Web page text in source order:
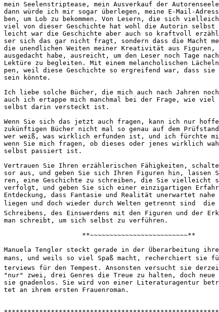
mein Seelenstriptease, mein Ausverkauf der
dann würde ich mir sogar überlegen, meine E-Mail-
ben, um Lob zu bekommen. Von Lesern, die sich
viel von dieser Geschichte hat wohl die Autorin
leicht war die Geschichte aber auch so kraftvoll
ser sich das gar nicht fragt, sondern dass die Macht
die unendlichen Weiten meiner Kreativität aus
ausgedacht habe, ausreicht, um den Leser noch Tage
Lektüre zu begleiten. Mit einem melancholischen
pen, weil diese Geschichte so ergreifend war, dass
sein könnte.
Ich liebe solche Bücher, die mich auch nach Jahren
auch ich ertappe mich manchmal bei der Frage, wie
selbst darin versteckt ist.
Wenn Sie sich das jetzt auch fragen, kann ich nur
zukünftigen Bücher nicht mal so genau auf dem
wer weiß, was wirklich erfunden ist, und ich fürchte
wenn Sie mich fragen, ob dieses oder jenes wirklich
selbst passiert ist.
Vertrauen Sie Ihren erzählerischen Fähigkeiten,
sor aus, und geben Sie sich Ihren Figuren hin, lassen
ren, eine Geschichte zu schreiben, die Sie vielleicht
verfolgt, und geben Sie sich einer einzigartigen
Entdeckung, dass Fantasie und Realität unerwartet
liegen und doch wieder durch Welten getrennt sind  die
Schreibens, des Einswerdens mit den Figuren und der
man schreibt, um sich selbst zu verführen.
                    **~~~~~~~~~~~~~~~~~~~~~~~~~**
Manuela Tengler steckt gerade in der Überarbeitung
mans, und weils so viel Spaß macht, recherchiert sie
terviews für den Tempest. Ansonsten versucht sie
"nur" zwei, drei Genres die Treue zu halten, doch
sie gnadenlos. Sie wird von einer Literaturagentur
tet an ihrem ersten Frauenroman.